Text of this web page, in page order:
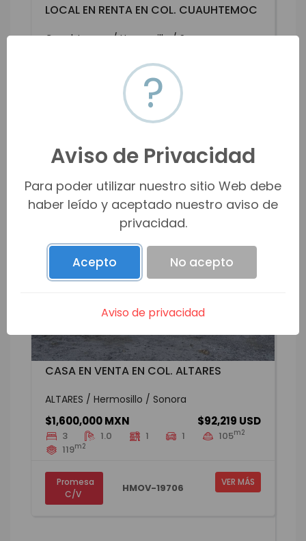
LOCAL EN RENTA EN COL. CUAUHTEMOC
Cuauhtemoc / Hermosillo / Sonora
171 m2
HMOR-19293
CASA EN VENTA EN COL. ALTARES
ALTARES / Hermosillo / Sonora
$1,600,000 MXN $92,219 USD
3 1.0 1 1 105m2
119m2
Promesa
C/V
HMOV-19706 VER MÁS
?
Aviso de Privacidad
Para poder utilizar nuestro sitio Web debe
haber leído y aceptado nuestro aviso de
privacidad.
Acepto No acepto
Aviso de privacidad